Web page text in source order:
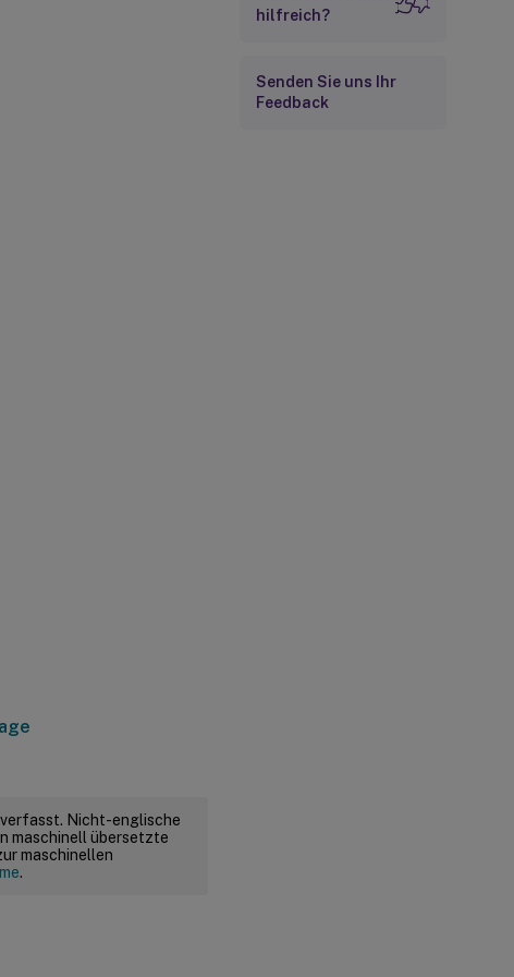
Nicht-englische
maschinell übersetzte
maschinellen
.
hilfreich?
Senden Sie uns Ihr
Feedback